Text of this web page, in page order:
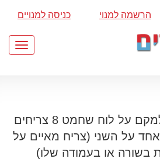
הרשמה למנוי כניסה למנויים
על לוח שחמט 8 צריחים
על השני (צריח מאיים על
בשורה או בעמודה שלו)